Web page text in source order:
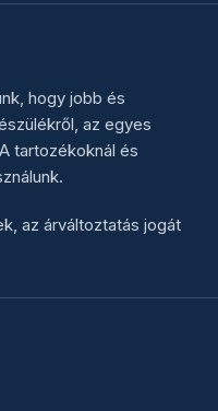
hogy jobb és
az egyes
tartozékoknál és
az árváltoztatás jogát